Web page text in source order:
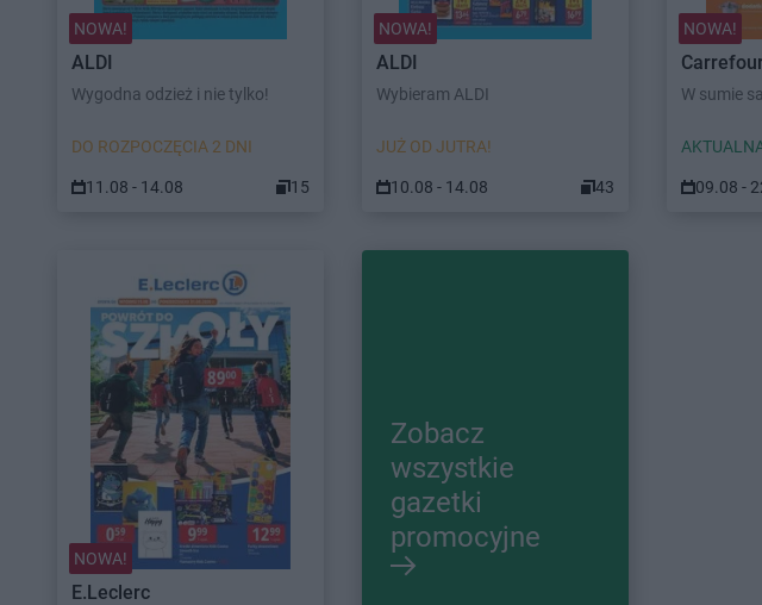
NOWA!
ALDI
Wygodna odzież i nie tylko!
DO ROZPOCZĘCIA 2 DNI
11.08 - 14.08 15
NOWA!
ALDI
Wybieram ALDI
JUŻ OD JUTRA!
10.08 - 14.08 43
NOWA!
W sumie
09.08 -
NOWA!
E.Leclerc
Zobacz
wszystkie
gazetki
promocyjne